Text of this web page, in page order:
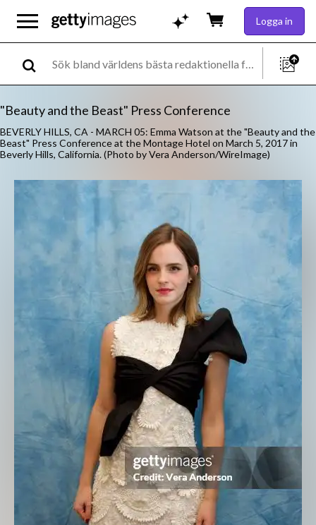
Logga in
"Beauty and the Beast" Press Conference
BEVERLY HILLS, CA - MARCH 05: Emma Watson at the "Beauty and the
Beast" Press Conference at the Montage Hotel on March 5, 2017 in
Beverly Hills, California. (Photo by Vera Anderson/WireImage)